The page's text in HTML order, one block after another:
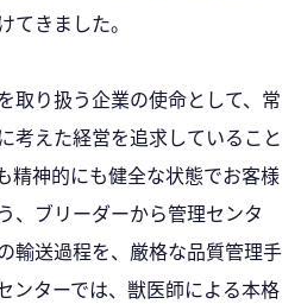
てきました。
取り扱う企業の使命として、常
考えた経営を追求していること
精神的にも健全な状態でお客様
、ブリーダーから管理センタ
輸送過程を、厳格な品質管理手
ンターでは、獣医師による本格